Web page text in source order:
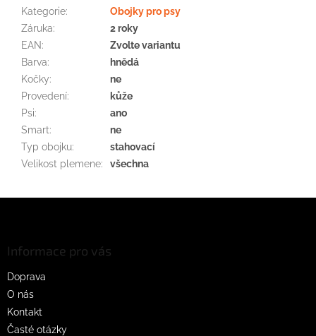
Kategorie:
Obojky pro psy
Záruka:
2 roky
EAN:
Zvolte variantu
Barva:
hnědá
Kočky:
ne
Provedení:
kůže
Psi:
ano
Smart:
ne
Typ obojku:
stahovací
Velikost plemene: všechna
Informace pro vás
Doprava
O nás
Kontakt
Časté otázky